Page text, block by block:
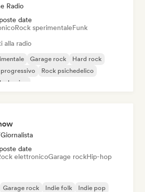
Radio
date
Rock sperimentaleFunk
alla radio
Garage rock
Hard rock
Rock psichedelico
classico
date
elettronicoGarage rockHip-hop
Garage rock Indie folk
Indie pop